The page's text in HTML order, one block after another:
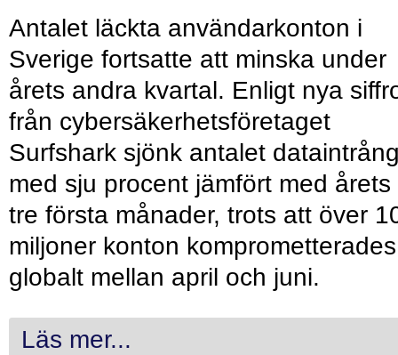
Antalet läckta användarkonton i
Sverige fortsatte att minska under
årets andra kvartal. Enligt nya
från cybersäkerhetsföretaget
Surfshark sjönk antalet
med sju procent jämfört med årets
tre första månader, trots att över
miljoner konton komprometterades
globalt mellan april och juni.
Läs mer...